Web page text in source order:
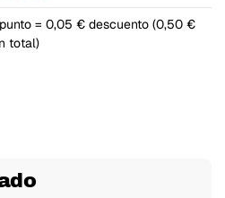
= 0,05 € descuento (0,50 €
total)